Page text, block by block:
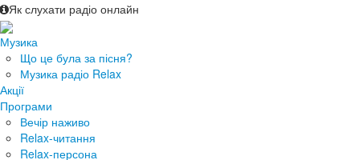
Як слухати радіо онлайн
Музика
Що це була за пісня?
Музика радіо Relax
Акції
Програми
Вечір наживо
Relax-читання
Relax-персона